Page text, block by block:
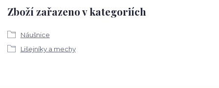
Zboží zařazeno v kategoriích
Náušnice
Lišejníky a mechy